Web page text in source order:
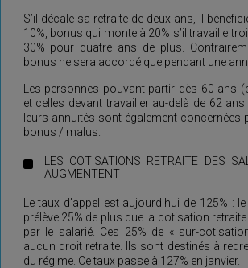
S’il décale sa retraite de deux ans, il
10%, bonus qui monte à 20% s’il travaille
30% pour quatre ans de plus.
bonus ne sera accordé que pendant une
Les personnes pouvant partir dès 60 ans
et celles devant travailler au-delà de 62
leurs annuités sont également concernées
bonus / malus.
LES COTISATIONS RETRAITE DES
AUGMENTENT
Le taux d’appel est aujourd’hui de 125% :
prélève 25% de plus que la cotisation
par le salarié. Ces 25% de « sur-
aucun droit retraite. Ils sont destinés à
du régime. Ce taux passe à 127% en janvier.